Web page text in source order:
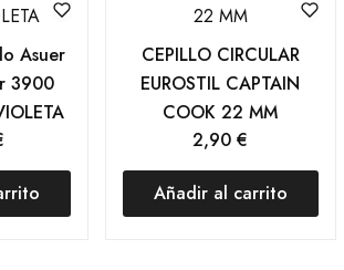
Asuer
3900
CEPILLO CIRCULAR
EUROSTIL CAPTAIN
COOK 22 MM
2,90 €
Añadir al carrito